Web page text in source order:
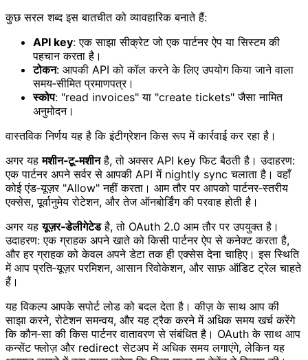
कुछ सरल शब्द इस बातचीत को व्यावहारिक बनाते हैं:
API key: एक साझा सीक्रेट जो एक पार्टनर ऐप या सिस्टम की
पहचान करता है।
टोकन: आपकी API को कॉल करने के लिए उपयोग किया जाने वाला
समय‑सीमित प्रमाणपत्र।
स्कोप: "read invoices" या "create tickets" जैसा नामित
अनुमोदन।
वास्तविक निर्णय यह है कि इंटीग्रेशन किस रूप में कार्रवाई कर रहा है।
अगर यहमशीन‑टू‑मशीनहै, तो अक्सर API key फिट बैठती है। उदाहरण:
एक पार्टनर अपने सर्वर से आपकी API में nightly sync चलाता है। वहाँ
कोई एंड‑यूज़र "Allow" नहीं करता। आम तौर पर आपको पार्टनर‑स्तरीय
एक्सेस, पूर्वानुमेय रोटेशन, और तेज ऑनबोर्डिंग की परवाह होती है।
अगर यहयूज़र‑डेलीगेटेडहै, तो OAuth 2.0 आम तौर पर उपयुक्त है।
उदाहरण: एक ग्राहक अपने खाते को किसी पार्टनर ऐप से कनेक्ट करता है,
और हर ग्राहक को केवल अपने डेटा तक ही एक्सेस देना चाहिए। इस स्थिति
में आप प्रति‑यूज़र परमिशन, आसान रिवोकेशन, और साफ़ ऑडिट ट्रेल चाहते
हैं।
यह विकल्प आपके सपोर्ट लोड को बदल देता है। कीज़ के साथ आप की
साझा करने, रोटेशन समन्वय, और यह ट्रैक करने में अधिक समय खर्च करेंगे
कि कौन‑सा की किस पार्टनर वातावरण से संबंधित है। OAuth के साथ आप
कन्सेंट फ्लोज़ और redirect सेटअप में अधिक समय लगाएंगे, लेकिन यह